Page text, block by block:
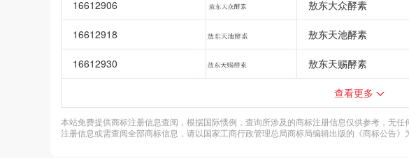
16612906 敖东大众酵素
16612918 敖东天池酵素
16612930 敖东天赐酵素
查看更多
本站免费提供商标注册信息查阅，根据国际惯例，查询所涉及的商标注册信息仅供参考，无
注册信息或需查阅全部商标信息，请以国家工商行政管理总局商标局编辑出版的《商标公告》